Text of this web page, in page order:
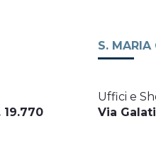
19.770
S. MARIA
Uffici e
Via